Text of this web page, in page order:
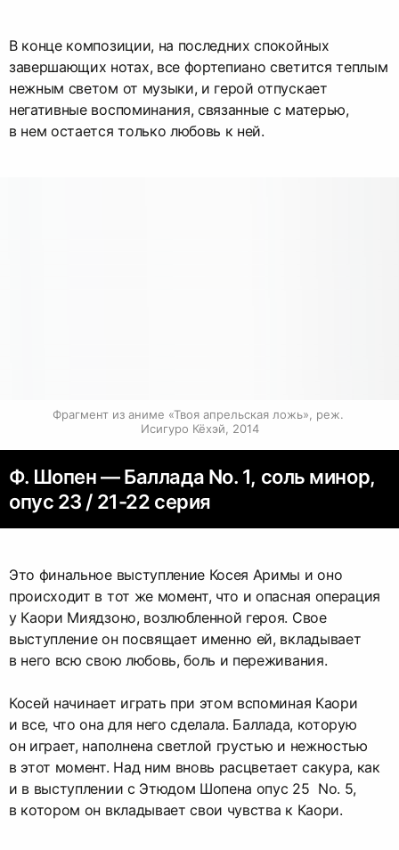
В конце композиции, на последних спокойных
завершающих нотах, все фортепиано светится теплым
нежным светом от музыки, и герой отпускает
негативные воспоминания, связанные с матерью,
в нем остается только любовь к ней.
Фрагмент из аниме «Твоя апрельская ложь», реж.
Исигуро Кёхэй, 2014
Ф. Шопен — Баллада No. 1, соль минор,
опус 23 / 21-22 серия
Это финальное выступление Косея Аримы и оно
происходит в тот же момент, что и опасная операция
у Каори Миядзоно, возлюбленной героя. Свое
выступление он посвящает именно ей, вкладывает
в него всю свою любовь, боль и переживания.
Косей начинает играть при этом вспоминая Каори
и все, что она для него сделала. Баллада, которую
он играет, наполнена светлой грустью и нежностью
в этот момент. Над ним вновь расцветает сакура, как
и в выступлении с Этюдом Шопена опус 25 No. 5,
в котором он вкладывает свои чувства к Каори.